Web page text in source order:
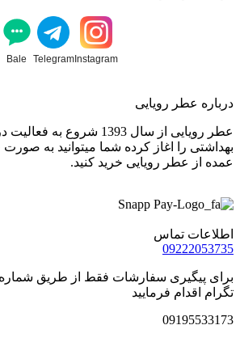
Instagram
Telegram
Bale
درباره عطر رویایی
عطر رویایی از سال 1393 شروع
بهداشتی را اغاز کرده شما میتوانید به
عمده از عطر رویایی خرید کنید.
اطلاعات تماس
09222053735
برای پیگیری سفارشات فقط از طریق شماره
تگرام اقدام فرمایید
09195533173